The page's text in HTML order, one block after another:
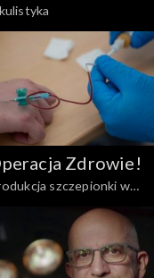
Zdrowie!
szczepionki w
koronawirusa